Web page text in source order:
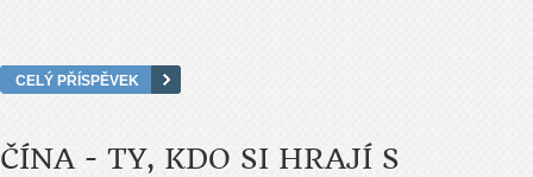
CELÝ PŘÍSPĚVEK
ČÍNA - TY, KDO SI HRAJÍ S